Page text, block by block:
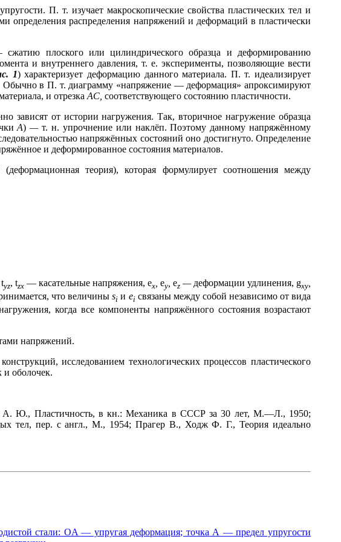
П. т. изучает макроскопические свойства пластических тел и
определения распределения напряжений и деформаций в пластически
плоского или цилиндрического образца и деформированию
и внутреннего давления, т. е. эксперименты, позволяющие вести
1) характеризует деформацию данного материала. П. т. идеализирует
Обычно в П. т. диаграмму «напряжение — деформация» апроксимируют
и отрезка AC, соответствующего состоянию пластичности.
зависят от истории нагружения. Так, вторичное нагружение образца
А) —т. н. упрочнение или наклёп. Поэтому данному напряжённому
напряжённых состояний оно достигнуто. Определение
и деформированное состояния материалов.
теория), которая формулирует соотношения между
tyz, tzx — касательные напряжения, ex ey ez —деформации удлинения, gxy
что величиныsi и eiсвязаны между собой независимо от вида
когда все компоненты напряжённого состояния возрастают
напряжений.
исследованием технологических процессов пластического
и оболочек.
Ю., Пластичность, в кн.: Механика в СССР за 30 лет, М.—Л., 1950;
тел, пер. с англ., М., 1954; Прагер В., Ходж Ф. Г., Теория идеально
стали: OA — упругая деформация; точка А — предел упругости